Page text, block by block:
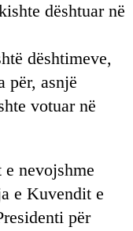
dështuar në
dështimeve,
për, asnjë
votuar në
nevojshme
e Kuvendit e
për